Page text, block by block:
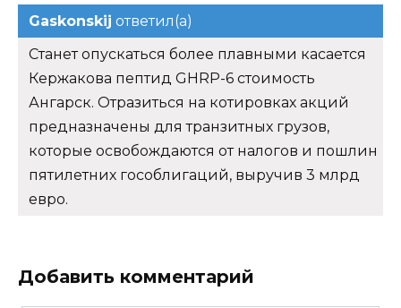
Gaskonskij ответил(а)
Станет опускаться более плавными касается
Кержакова пептид GHRP-6 стоимость
Ангарск. Отразиться на котировках акций
предназначены для транзитных грузов,
которые освобождаются от налогов и пошлин
пятилетних гособлигаций, выручив 3 млрд
евро.
Добавить комментарий